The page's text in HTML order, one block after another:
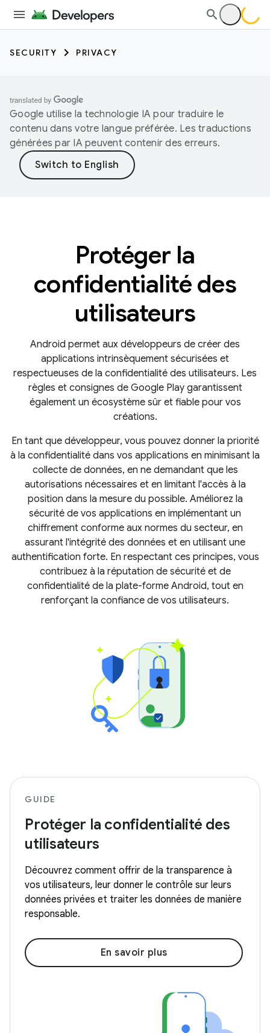
SECURITY PRIVACY
Google utilise la technologie IA pour traduire le
contenu dans votre langue préférée. Les traductions
générées par IA peuvent contenir des erreurs.
Protéger la
confidentialité des
utilisateurs
Android permet aux développeurs de créer des
applications intrinsèquement sécurisées et
respectueuses de la confidentialité des utilisateurs. Les
règles et consignes de Google Play garantissent
également un écosystème sûr et fiable pour vos
créations.
En tant que développeur, vous pouvez donner la priorité
à la confidentialité dans vos applications en minimisant la
collecte de données, en ne demandant que les
autorisations nécessaires et en limitant l'accès à la
position dans la mesure du possible. Améliorez la
sécurité de vos applications en implémentant un
chiffrement conforme aux normes du secteur, en
assurant l'intégrité des données et en utilisant une
authentification forte. En respectant ces principes, vous
contribuez à la réputation de sécurité et de
confidentialité de la plate-forme Android, tout en
renforçant la confiance de vos utilisateurs.
GUIDE
Protéger la confidentialité des
utilisateurs
Découvrez comment offrir de la transparence à
vos utilisateurs, leur donner le contrôle sur leurs
données privées et traiter les données de manière
responsable.
En savoir plus